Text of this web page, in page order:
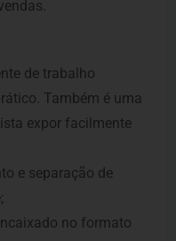
de trabalho
Também é uma
expor facilmente
e separação de
no formato